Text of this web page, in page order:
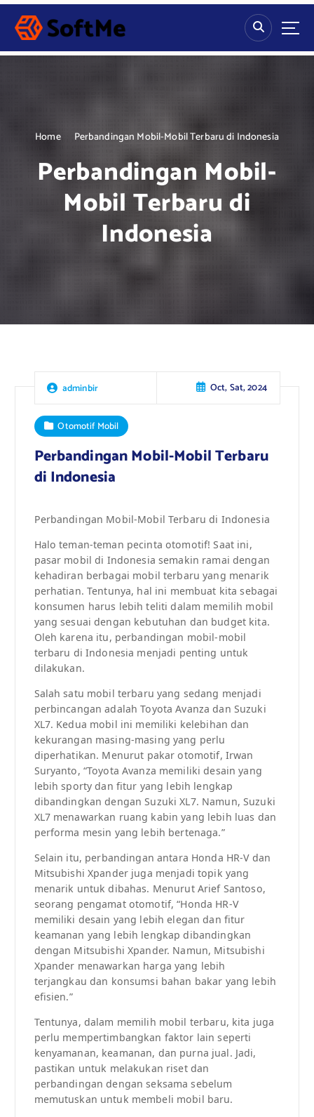
S
p
Home Perbandingan Mobil-Mobil Terbaru di Indonesia
Perbandingan Mobil-
Mobil Terbaru di
Indonesia
adminbir Oct, Sat, 2024
Otomotif Mobil
Perbandingan Mobil-Mobil Terbaru
di Indonesia
Perbandingan Mobil-Mobil Terbaru di Indonesia
Halo teman-teman pecinta otomotif! Saat ini,
pasar mobil di Indonesia semakin ramai dengan
kehadiran berbagai mobil terbaru yang menarik
perhatian. Tentunya, hal ini membuat kita sebagai
konsumen harus lebih teliti dalam memilih mobil
yang sesuai dengan kebutuhan dan budget kita.
Oleh karena itu, perbandingan mobil-mobil
terbaru di Indonesia menjadi penting untuk
dilakukan.
Salah satu mobil terbaru yang sedang menjadi
perbincangan adalah Toyota Avanza dan Suzuki
XL7. Kedua mobil ini memiliki kelebihan dan
kekurangan masing-masing yang perlu
diperhatikan. Menurut pakar otomotif, Irwan
Suryanto, “Toyota Avanza memiliki desain yang
lebih sporty dan fitur yang lebih lengkap
dibandingkan dengan Suzuki XL7. Namun, Suzuki
XL7 menawarkan ruang kabin yang lebih luas dan
performa mesin yang lebih bertenaga.”
Selain itu, perbandingan antara Honda HR-V dan
Mitsubishi Xpander juga menjadi topik yang
menarik untuk dibahas. Menurut Arief Santoso,
seorang pengamat otomotif, “Honda HR-V
memiliki desain yang lebih elegan dan fitur
keamanan yang lebih lengkap dibandingkan
dengan Mitsubishi Xpander. Namun, Mitsubishi
Xpander menawarkan harga yang lebih
terjangkau dan konsumsi bahan bakar yang lebih
efisien.”
Tentunya, dalam memilih mobil terbaru, kita juga
perlu mempertimbangkan faktor lain seperti
kenyamanan, keamanan, dan purna jual. Jadi,
pastikan untuk melakukan riset dan
perbandingan dengan seksama sebelum
memutuskan untuk membeli mobil baru.